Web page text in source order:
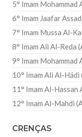
5° Imam Mohammad
6° Imam Jaafar
7° Imam Mussa Al-
8° Imam Ali Al-Reda
9° Imam Mohammad
10° Imam Ali Al-Hádi
11° Imam Al-Hassan
12° Imam Al-Mahdi
CRENÇAS